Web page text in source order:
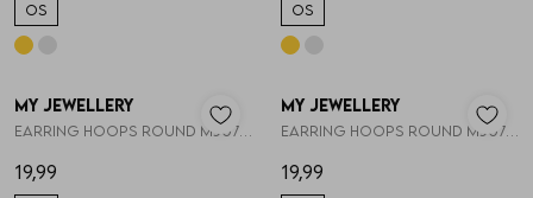
OS OS
1 /1
My Jewellery
19,99
1 /2
My Jewellery
19,99